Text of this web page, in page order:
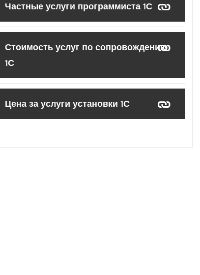
Частные услуги программиста 1С
Стоимость услуг по сопровождению
1С
Цена за услуги установки 1С